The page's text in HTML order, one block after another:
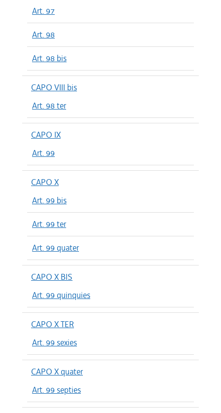
Art. 97
Art. 98
Art. 98 bis
CAPO VIII bis
Art. 98 ter
CAPO IX
Art. 99
CAPO X
Art. 99 bis
Art. 99 ter
Art. 99 quater
CAPO X BIS
Art. 99 quinquies
CAPO X TER
Art. 99 sexies
CAPO X quater
Art. 99 septies